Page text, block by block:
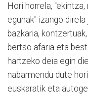
Hori horrela,
egunak" izango
bazkaria,
bertso afaria eta
hartzeko deia egin
nabarmendu dute
euskaratik eta